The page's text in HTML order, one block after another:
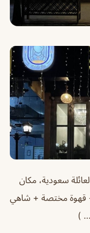
سعودية، مكان
قهوة مختصة + شاهي
… )